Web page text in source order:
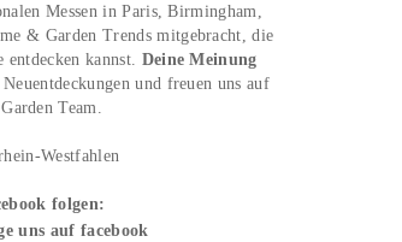
Messen in Paris, Birmingham,
& Garden Trends mitgebracht, die
kannst. Deine Meinung
und freuen uns auf
Team.
Westfahlen
folgen: